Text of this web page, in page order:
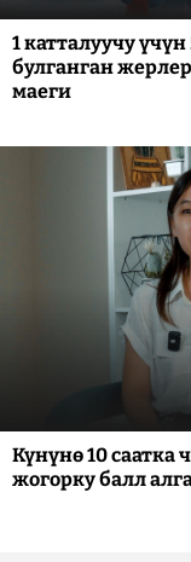
1 катталуучу
булганган
маеги
Күнүнө 10
жогорку балл